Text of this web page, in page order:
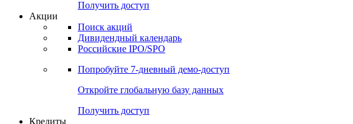
Откройте глобальную базу данных
Получить доступ
Акции
Поиск акций
Дивидендный календарь
Российские IPO/SPO
Попробуйте7-дневный